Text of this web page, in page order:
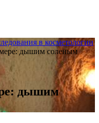
в косметологии
дышим соленым
дышим